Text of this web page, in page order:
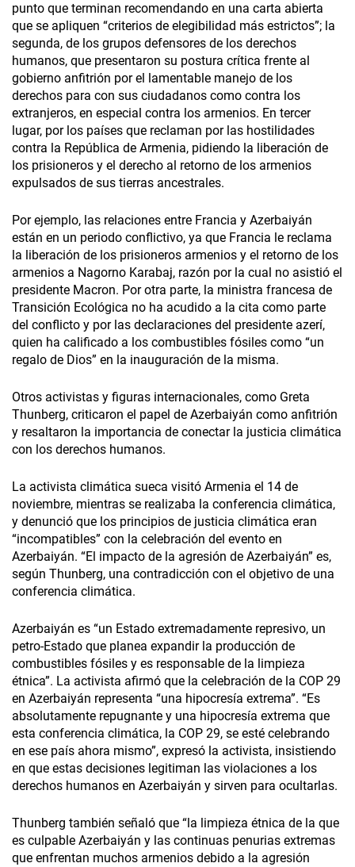
punto que terminan recomendando en una carta abierta
que se apliquen “criterios de elegibilidad más estrictos”; la
segunda, de los grupos defensores de los derechos
humanos, que presentaron su postura crítica frente al
gobierno anfitrión por el lamentable manejo de los
derechos para con sus ciudadanos como contra los
extranjeros, en especial contra los armenios. En tercer
lugar, por los países que reclaman por las hostilidades
contra la República de Armenia, pidiendo la liberación de
los prisioneros y el derecho al retorno de los armenios
expulsados de sus tierras ancestrales.
Por ejemplo, las relaciones entre Francia y Azerbaiyán
están en un periodo conflictivo, ya que Francia le reclama
la liberación de los prisioneros armenios y el retorno de los
armenios a Nagorno Karabaj, razón por la cual no asistió el
presidente Macron. Por otra parte, la ministra francesa de
Transición Ecológica no ha acudido a la cita como parte
del conflicto y por las declaraciones del presidente azerí,
quien ha calificado a los combustibles fósiles como “un
regalo de Dios” en la inauguración de la misma.
Otros activistas y figuras internacionales, como Greta
Thunberg, criticaron el papel de Azerbaiyán como anfitrión
y resaltaron la importancia de conectar la justicia climática
con los derechos humanos.
La activista climática sueca visitó Armenia el 14 de
noviembre, mientras se realizaba la conferencia climática,
y denunció que los principios de justicia climática eran
“incompatibles” con la celebración del evento en
Azerbaiyán. “El impacto de la agresión de Azerbaiyán” es,
según Thunberg, una contradicción con el objetivo de una
conferencia climática.
Azerbaiyán es “un Estado extremadamente represivo, un
petro-Estado que planea expandir la producción de
combustibles fósiles y es responsable de la limpieza
étnica”. La activista afirmó que la celebración de la COP 29
en Azerbaiyán representa “una hipocresía extrema”. “Es
absolutamente repugnante y una hipocresía extrema que
esta conferencia climática, la COP 29, se esté celebrando
en ese país ahora mismo”, expresó la activista, insistiendo
en que estas decisiones legitiman las violaciones a los
derechos humanos en Azerbaiyán y sirven para ocultarlas.
Thunberg también señaló que “la limpieza étnica de la que
es culpable Azerbaiyán y las continuas penurias extremas
que enfrentan muchos armenios debido a la agresión